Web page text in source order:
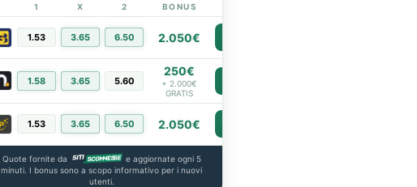
1 X 2 BONUS
1.53 3.65 6.50 2.050€
1.58 3.65 5.60
250€
+ 2.000€
GRATIS
1.53 3.65 6.50 2.050€
Quote fornite da
e aggiornate ogni 5
minuti. I bonus sono a scopo informativo per i nuovi
utenti.